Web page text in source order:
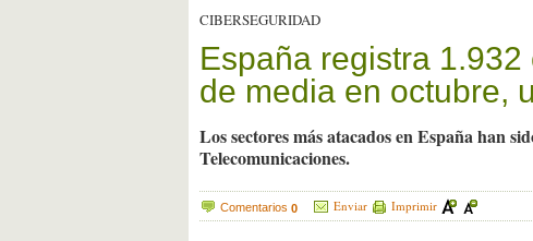
CIBERSEGURIDAD
España registra
de media en octubre,
Los sectores más atacados en España han
Telecomunicaciones.
Comentarios 0 Enviar Imprimir